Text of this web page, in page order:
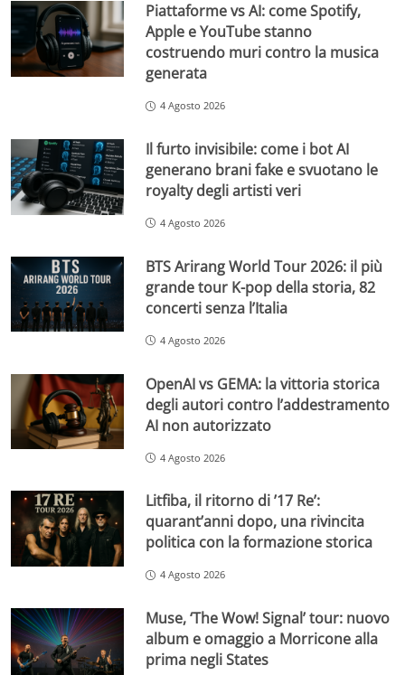
Piattaforme vs AI: come Spotify,
Apple e YouTube stanno
costruendo muri contro la musica
generata
4 Agosto 2026
Il furto invisibile: come i bot AI
generano brani fake e svuotano le
royalty degli artisti veri
4 Agosto 2026
BTS Arirang World Tour 2026: il più
grande tour K-pop della storia, 82
concerti senza l’Italia
4 Agosto 2026
OpenAI vs GEMA: la vittoria storica
degli autori contro l’addestramento
AI non autorizzato
4 Agosto 2026
Litfiba, il ritorno di ’17 Re’:
quarant’anni dopo, una rivincita
politica con la formazione storica
4 Agosto 2026
Muse, ‘The Wow! Signal’ tour: nuovo
album e omaggio a Morricone alla
prima negli States